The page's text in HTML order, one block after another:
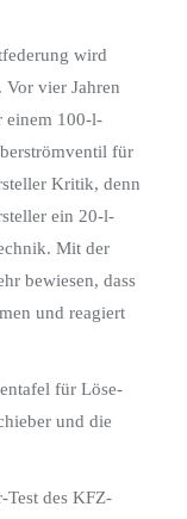
wird
vier Jahren
einem 100-l-
für
Kritik, denn
ein 20-l-
Mit der
bewiesen, dass
und reagiert
für Löse-
und die
Test des KFZ-